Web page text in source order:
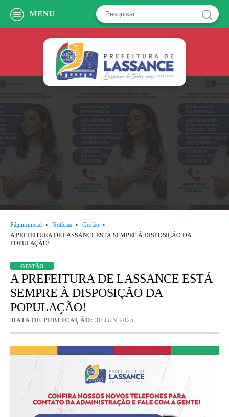
MENU
Pesquisar
Página inicial » Notícias » Gestão »
A PREFEITURA DE LASSANCE ESTÁ SEMPRE À DISPOSIÇÃO DA
POPULAÇÃO!
GESTÃO
A PREFEITURA DE LASSANCE ESTÁ
SEMPRE À DISPOSIÇÃO DA
POPULAÇÃO!
DATA DE PUBLICAÇÃO: 30 JUN 2025